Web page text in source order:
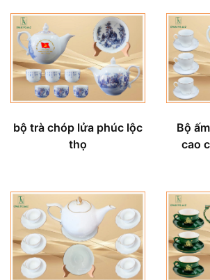
bộ trà chóp lửa phúc lộc
thọ
Bộ
cao